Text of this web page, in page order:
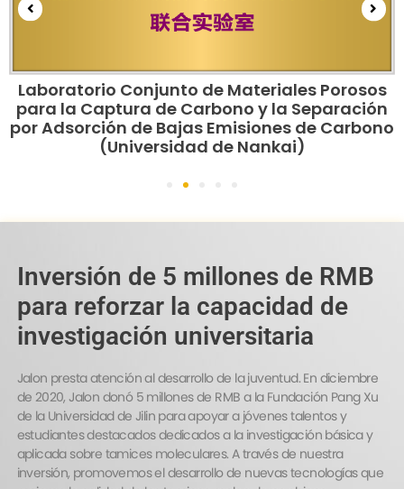
Laboratorio conjunto de tecnología de
formación de tamices moleculares
(Universidad Tecnológica de Dalian)
Inversión de 5 millones de RMB
para reforzar la capacidad de
investigación universitaria
de 2020, Jalon donó 5 millones de RMB a la Fundación Pang Xu
de la Universidad de Jilin para apoyar a jóvenes talentos y
estudiantes destacados dedicados a la investigación básica y
aplicada sobre tamices moleculares. A través de nuestra
inversión, promovemos el desarrollo de nuevas tecnologías que
mejoran la calidad de los tamices moleculares chinos